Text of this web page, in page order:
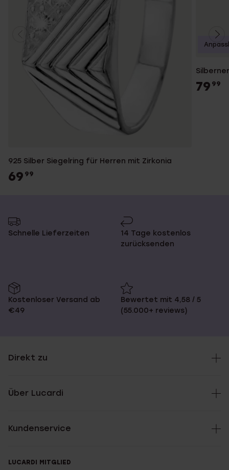
925 Silber Siegelring für Herren mit Zirkonia
69 99
79 99
Schnelle Lieferzeiten
14 Tage kostenlos
zurücksenden
Kostenloser Versand ab
€49
Bewertet mit 4,58 / 5
(55.000+ reviews)
Direkt zu
Über Lucardi
Kundenservice
LUCARDI MITGLIED